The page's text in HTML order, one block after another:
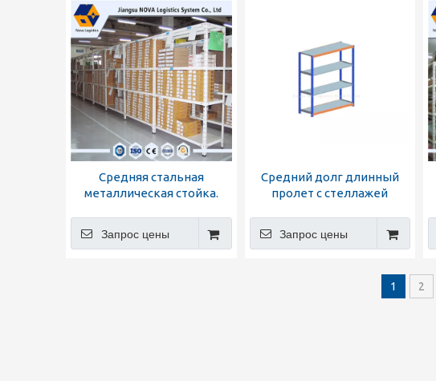
Средняя стальная
металлическая стойка.
Запрос цены
Средний долг длинный
пролет с стеллажей
Запрос цены
1 2